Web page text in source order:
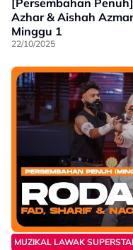
[Persembahan
Azhar & Aishah
Minggu 1
22/10/2025
MUZIKAL LAWAK